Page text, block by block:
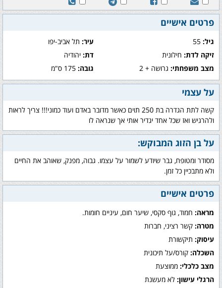
פרטים אישיים
גיל: עיר:תל אביב-יפו
זיקה לדת: חילונית דת:יהודיה
מצב משפחתי: גרושה + 2 גובה:175 ס"מ
על עצמי
קשה לתת הגדרה בת 250 תוים כאשר מדובר באדם ועוד כמוני!!! צריך לראות
ולהרגיש ואז שכל אחד יגדיר אותי אך שנראה לו
על בן הזוג המבוקש:
מסודר ומטופח, גבר שיודע לשמור על עצמו. גבוה, מפנק, שאוהב את החיים
ולא מתבכיין כל זמן.
פרטים אישיים
מראה: חמוד, גוף סקסי, שיער חום, עיניים חומות.
מטרה: קשר רציני, חברות
עיסוק: תיקשורת
השכלה: קורס/על תיכונית
מצב כלכלי: ממוצעת
הרגלי עישון: לא מעשנת